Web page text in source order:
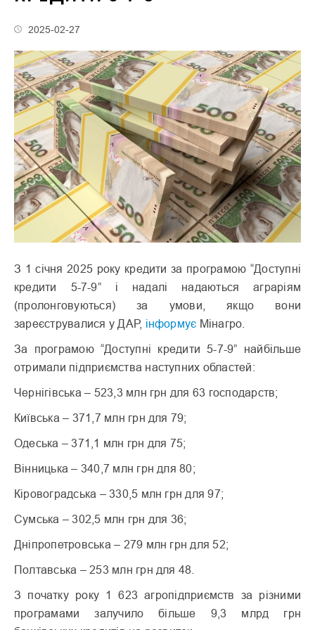
2025-02-27
З 1 січня 2025 року кредити за програмою “Доступні
кредити 5-7-9” і надалі надаються аграріям
(пролонговуються) за умови, якщо вони
зареєструвалися у ДАР, інформує Мінагро.
За програмою “Доступні кредити 5-7-9” найбільше
отримали підприємства наступних областей:
Чернігівська – 523,3 млн грн для 63 господарств;
Київська – 371,7 млн грн для 79;
Одеська – 371,1 млн грн для 75;
Вінницька – 340,7 млн грн для 80;
Кіровоградська – 330,5 млн грн для 97;
Сумська – 302,5 млн грн для 36;
Дніпропетровська – 279 млн грн для 52;
Полтавська – 253 млн грн для 48.
З початку року 1 623 агропідприємств за різними
програмами залучило більше 9,3 млрд грн